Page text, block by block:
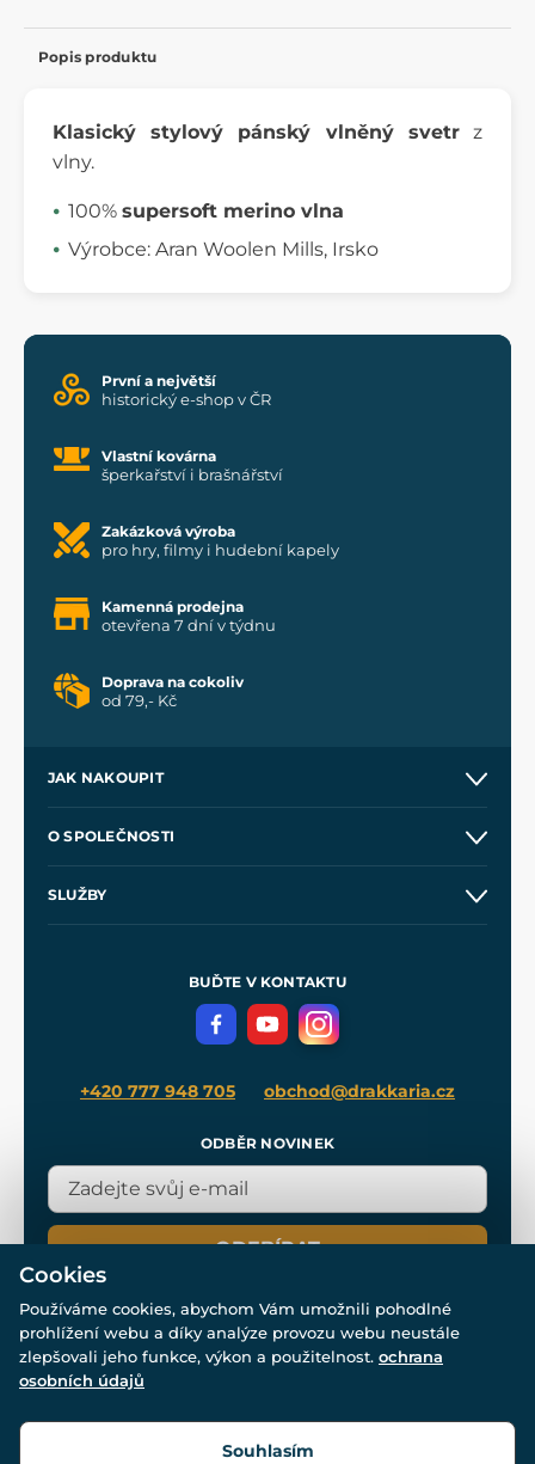
Popis produktu
Klasický stylový pánský vlněný svetrz
vlny.
100% supersoft merino vlna
Výrobce: Aran Woolen Mills, Irsko
První a největší
historický e-shop v ČR
Vlastní kovárna
šperkařství i brašnářství
Zakázková výroba
pro hry, filmy i hudební kapely
Kamenná prodejna
otevřena 7 dní v týdnu
Doprava na cokoliv
od 79,- Kč
JAK NAKOUPIT
Velkoobchod
O SPOLEČNOSTI
SLUŽBY
Meče pro Kingdom Come
BUĎTE V KONTAKTU
+420 777 948 705 obchod@drakkaria.cz
ODBĚR NOVINEK
ODEBÍRAT
© Všechna práva vyhrazena. www.drakkaria.cz 2007-2026.
Cookies
Používáme cookies, abychom Vám umožnili pohodlné
prohlížení webu a díky analýze provozu webu neustále
zlepšovali jeho funkce, výkon a použitelnost. ochrana
osobních údajů
Souhlasím